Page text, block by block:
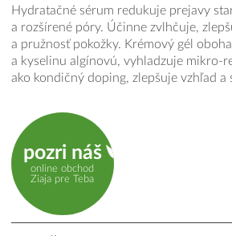
Hydratačné sérum redukuje prejavy
a rozšírené póry. Účinne zvlhčuje,
a pružnosť pokožky. Krémový gél
a kyselinu algínovú, vyhladzuje mikro-
ako kondičný doping, zlepšuje vzhľad a
pozri náš
online obchod
Ziaja pre Teba